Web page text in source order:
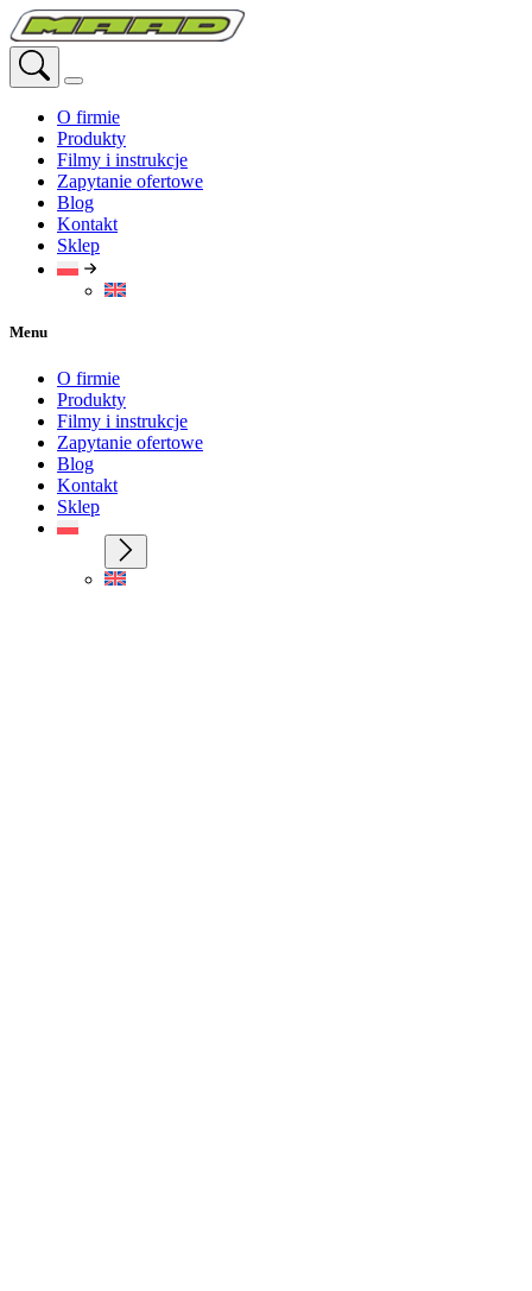
Przejdź
do
treści
O firmie
Produkty
Filmy i instrukcje
Zapytanie ofertowe
Blog
Kontakt
Sklep
Menu
O firmie
Produkty
Filmy i instrukcje
Zapytanie ofertowe
Blog
Kontakt
Sklep